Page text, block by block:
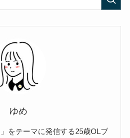
ゆめ
をテーマに発信する25歳OLブ